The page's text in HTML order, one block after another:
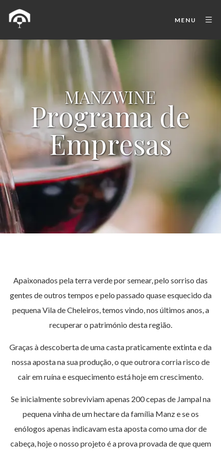
MENU
MANZWINE
Programa de
Empresas
Apaixonados pela terra verde por semear, pelo sorriso das
gentes de outros tempos e pelo passado quase esquecido da
pequena Vila de Cheleiros, temos vindo, nos últimos anos, a
recuperar o património desta região.
Graças à descoberta de uma casta praticamente extinta e da
nossa aposta na sua produção, o que outrora corria risco de
cair em ruína e esquecimento está hoje em crescimento.
Se inicialmente sobreviviam apenas 200 cepas de Jampal na
pequena vinha de um hectare da família Manz e se os
enólogos apenas indicavam esta aposta como uma dor de
cabeça, hoje o nosso projeto é a prova provada de que quem